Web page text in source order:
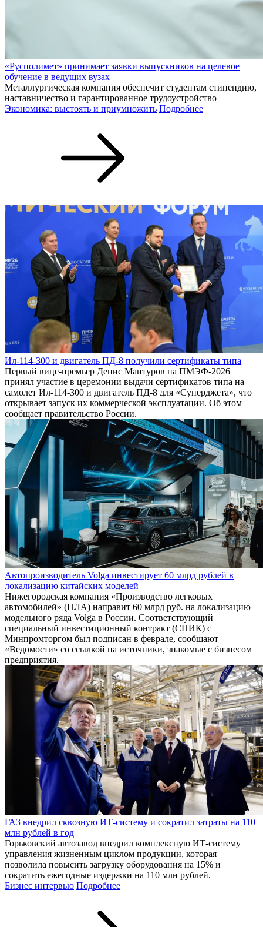
«Русполимет» принимает заявки выпускников на целевое
обучение в ведущих вузах
Металлургическая компания обеспечит студентам стипендию,
наставничество и гарантированное трудоустройство
Экономика: выстоять и приумножить Подробнее
Ил-114-300 и двигатель ПД-8 получили сертификаты типа
Первый вице-премьер Денис Мантуров на ПМЭФ-2026
принял участие в церемонии выдачи сертификатов типа на
самолет Ил-114-300 и двигатель ПД-8 для «Суперджета», что
открывает запуск их коммерческой эксплуатации. Об этом
сообщает правительство России.
Автопроизводитель Volga инвестирует 60 млрд рублей в
локализацию китайских моделей
Нижегородская компания «Производство легковых
автомобилей» (ПЛА) направит 60 млрд руб. на локализацию
модельного ряда Volga в России. Соответствующий
специальный инвестиционный контракт (СПИК) с
Минпромторгом был подписан в феврале, сообщают
«Ведомости» со ссылкой на источники, знакомые с бизнесом
предприятия.
ГАЗ внедрил сквозную ИТ-систему и сократил затраты на 110
млн рублей в год
Горьковский автозавод внедрил комплексную ИТ-систему
управления жизненным циклом продукции, которая
позволила повысить загрузку оборудования на 15% и
сократить ежегодные издержки на 110 млн рублей.
Бизнес интервью Подробнее